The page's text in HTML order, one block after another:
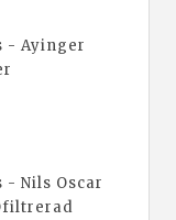
- Ayinger
- Nils Oscar